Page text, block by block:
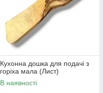
Кухонна дошка для подачі з
горіха мала (Лист)
В наявності